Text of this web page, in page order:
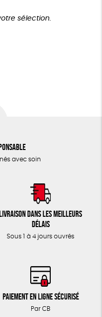
sélection.
avec soin
dans les meilleurs
délais
Sous 1 à 4 jours ouvrés
Paiement en ligne sécurisé
Par CB